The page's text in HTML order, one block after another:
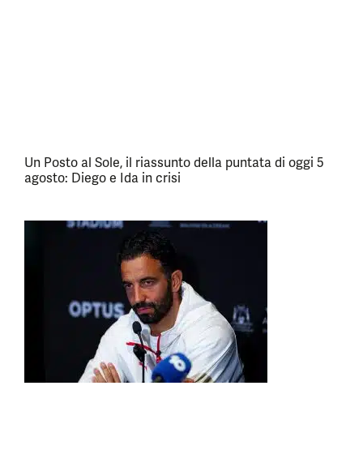
Un Posto al Sole, il riassunto della puntata di oggi 5
agosto: Diego e Ida in crisi